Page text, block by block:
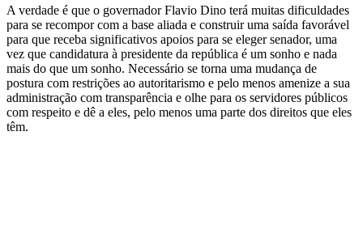
A verdade é que o governador Flavio Dino terá muitas dificuldades
para se recompor com a base aliada e construir uma saída favorável
para que receba significativos apoios para se eleger senador, uma
vez que candidatura à presidente da república é um sonho e nada
mais do que um sonho. Necessário se torna uma mudança de
postura com restrições ao autoritarismo e pelo menos amenize a sua
administração com transparência e olhe para os servidores públicos
com respeito e dê a eles, pelo menos uma parte dos direitos que eles
têm.